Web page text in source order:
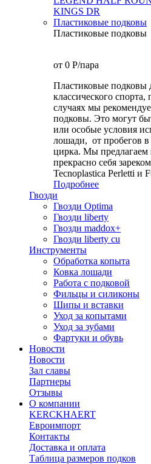
KINGS DR
Пластиковые подковы
Пластиковые подковы
от 0 P/пара
Пластиковые подковы
классического
случаях мы
подковы. Это могут
или особые условия
лошади, от пробегов
цирка. Мы предлагаем
прекрасно себя
Tecnoplastica Perletti и
Подробнее
Гвозди
Гвозди Optima
Гвозди liberty
Гвозди maddox+
Гвозди liberty cu
Инструменты
Обработка копыта
Ковка лошади
Работа с подковой
Фильцы и силиконы
Шипы и вставки
Уход за копытами
Уход за зубами
Фартуки и обувь
Новости
Новости
Зал славы
Партнеры
Отзывы
О компании
KERCKHAERT
Евроимпорт
Контакты
Доставка и оплата
Таблица размеров подков